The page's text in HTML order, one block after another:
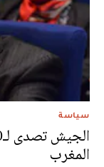
سياسة
المغرب